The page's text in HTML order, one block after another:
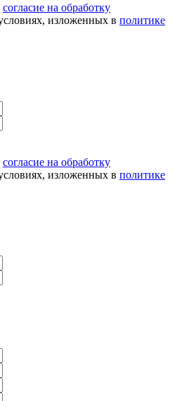
согласие на обработку
изложенных в политике
согласие на обработку
изложенных в политике